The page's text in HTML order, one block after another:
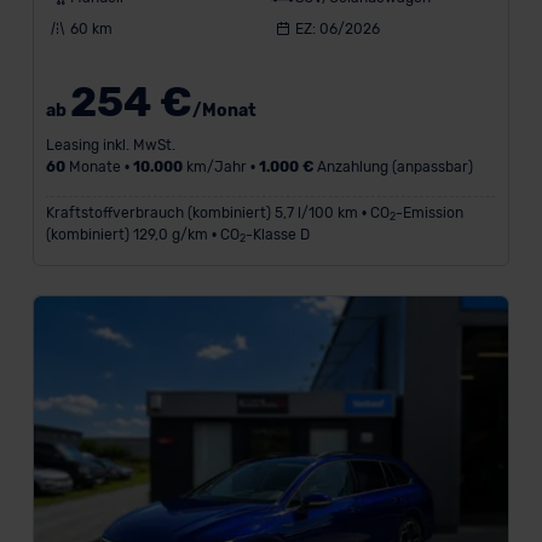
Volkswagen
N
u
b
b
e
60 km
EZ: 06/2026
ab 254 €/Monat
Leasing inkl. MwSt.
60Monate • 10.000km/Jahr • 1.000 €Anzahlung (anpassbar)
Kraftstoffverbrauch (kombiniert) 5,7 l/100 km • CO2-Emission
(kombiniert) 129,0 g/km • CO2-Klasse D